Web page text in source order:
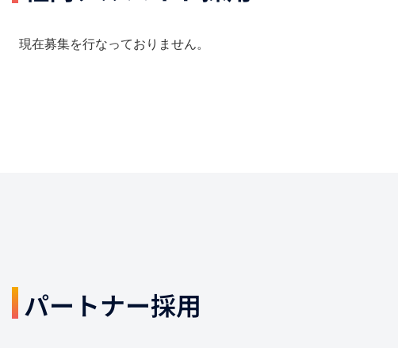
現在募集を行なっておりません。
パートナー採用